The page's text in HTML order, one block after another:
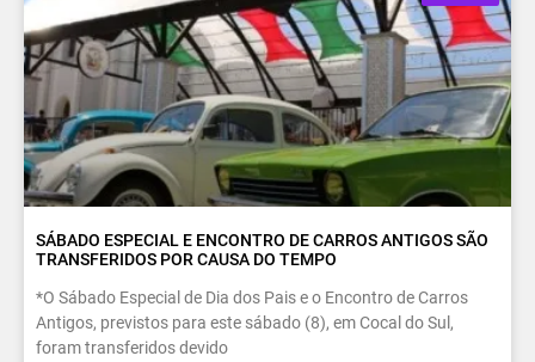
SÁBADO ESPECIAL E ENCONTRO DE CARROS ANTIGOS SÃO
TRANSFERIDOS POR CAUSA DO TEMPO
*O Sábado Especial de Dia dos Pais e o Encontro de Carros
Antigos, previstos para este sábado (8), em Cocal do Sul,
foram transferidos devido